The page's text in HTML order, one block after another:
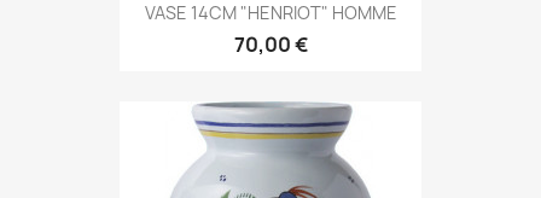
VASE 14CM "HENRIOT" HOMME
70,00 €